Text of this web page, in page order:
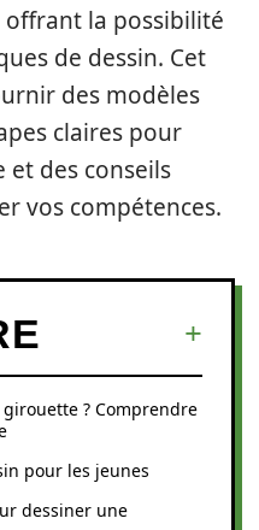
la possibilité
de dessin. Cet
des modèles
claires pour
des conseils
vos compétences.
? Comprendre
pour les jeunes
dessiner une